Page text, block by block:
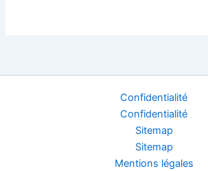
Confidentialité
Confidentialité
Sitemap
Sitemap
Mentions légales